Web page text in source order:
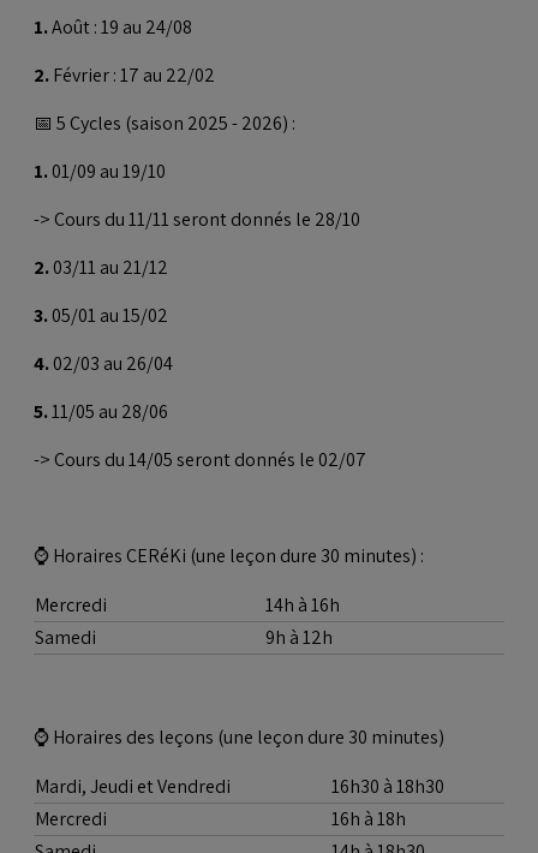
1.Août : 19 au 24/08
2.Février : 17 au 22/02
📅 5 Cycles (saison 2025 - 2026) :
1.01/09 au 19/10
-> Cours du 11/11 seront donnés le 28/10
2.03/11 au 21/12
3.05/01 au 15/02
4.02/03 au 26/04
5.11/05 au 28/06
-> Cours du 14/05 seront donnés le 02/07
⌚ Horaires CERéKi (une leçon dure 30 minutes) :
Mercredi
14h à 16h
Samedi
9h à 12h
⌚ Horaires des leçons (une leçon dure 30 minutes)
Mardi, Jeudi et Vendredi
16h30 à 18h30
Mercredi
16h à 18h